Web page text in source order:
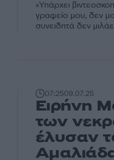
«Υπάρχει
γραφείο μου, δεν
συνειδητά δεν
07:2509.07.25
Ειρήνη
των
έλυσαν